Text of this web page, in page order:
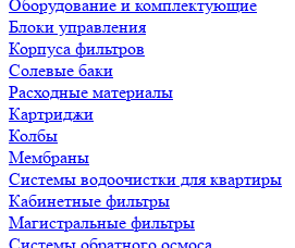
Оборудование и комплектующие
Блоки управления
Корпуса фильтров
Солевые баки
Расходные материалы
Картриджи
Колбы
Мембраны
Системы водоочистки для квартиры
Кабинетные фильтры
Магистральные фильтры